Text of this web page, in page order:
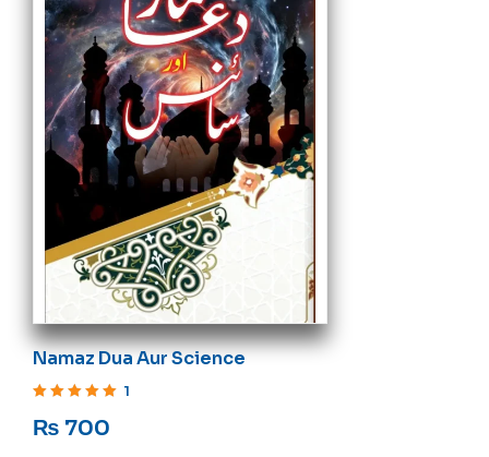
Namaz Dua Aur Science
1
₨ 700